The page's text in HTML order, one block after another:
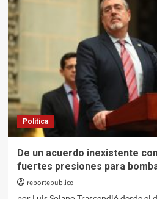
EEUU
apoyo
para
“combatir
las
del
narcotráfico”
Política
De un acuerdo inexistente
fuertes presiones para
reportepublico